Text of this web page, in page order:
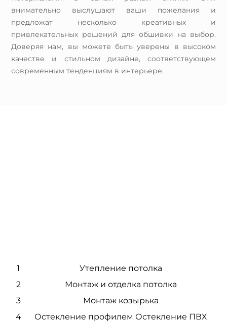
внимательно выслушают ваши пожелания и
предложат несколько креативных и
привлекательных решений для обшивки на выбор.
Доверяя нам, вы можете быть уверены в высоком
качестве и стильном дизайне, соответствующем
современным тенденциям в интерьере.
1
Утепление потолка
2
Монтаж и отделка потолка
3
Монтаж козырька
4
Остекление профилем Остекление ПВХ